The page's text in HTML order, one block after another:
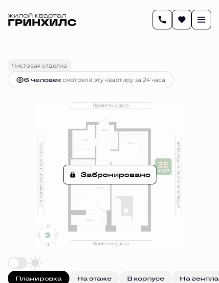
Чистовая отделка
6 человексмотрели эту квартиру за 24 часа
Забронировано
Планировка На этаже В корпусе На